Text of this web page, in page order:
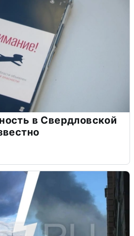
в Свердловской